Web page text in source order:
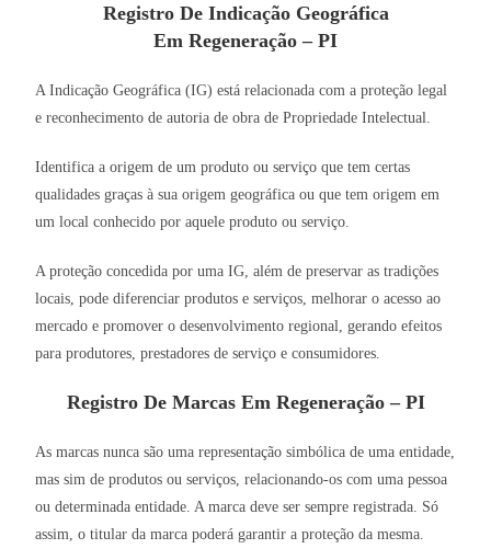
Registro De Indicação Geográfica
Em Regeneração – PI
A Indicação Geográfica (IG) está relacionada com a proteção legal
e reconhecimento de autoria de obra de Propriedade Intelectual.
Identifica a origem de um produto ou serviço que tem certas
qualidades graças à sua origem geográfica ou que tem origem em
um local conhecido por aquele produto ou serviço.
A proteção concedida por uma IG, além de preservar as tradições
locais, pode diferenciar produtos e serviços, melhorar o acesso ao
mercado e promover o desenvolvimento regional, gerando efeitos
para produtores, prestadores de serviço e consumidores.
Registro De Marcas Em Regeneração – PI
As marcas nunca são uma representação simbólica de uma entidade,
mas sim de produtos ou serviços, relacionando-os com uma pessoa
ou determinada entidade. A marca deve ser sempre registrada. Só
assim, o titular da marca poderá garantir a proteção da mesma.